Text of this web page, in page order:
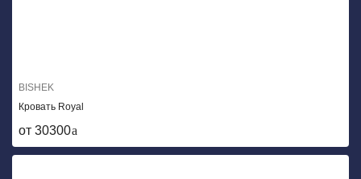
BISHEK
Кровать Royal
от 30300